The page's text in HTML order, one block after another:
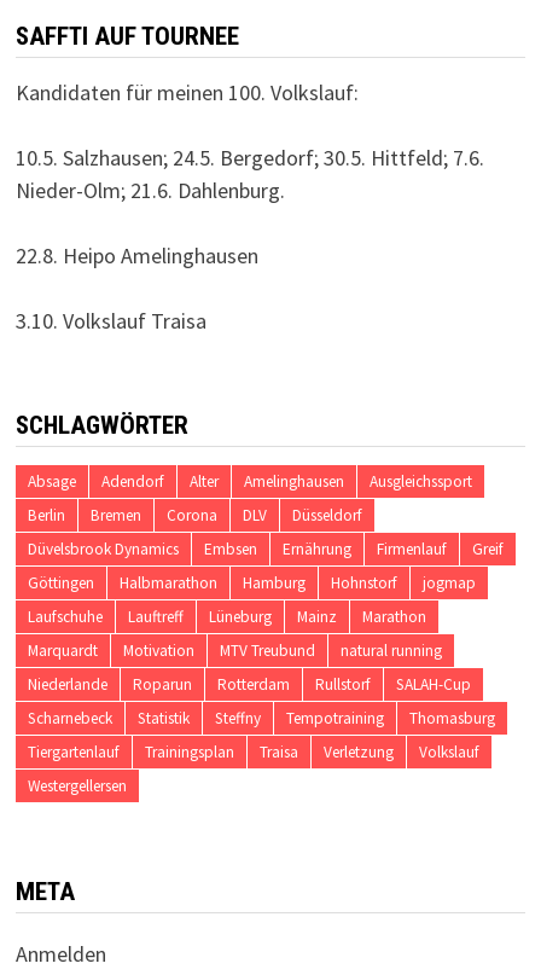
SAFFTI AUF TOURNEE
Kandidaten für meinen 100. Volkslauf:
10.5. Salzhausen; 24.5. Bergedorf; 30.5. Hittfeld; 7.6.
Nieder-Olm; 21.6. Dahlenburg.
22.8. Heipo Amelinghausen
3.10. Volkslauf Traisa
SCHLAGWÖRTER
Absage Adendorf Alter Amelinghausen
Ausgleichssport
Berlin
Bremen Corona DLV
Düsseldorf
Düvelsbrook Dynamics
Embsen Ernährung Firmenlauf
Greif
Göttingen
Halbmarathon Hamburg Hohnstorf
jogmap
Laufschuhe
Lauftreff Lüneburg Mainz
Marathon
Marquardt
Motivation MTV Treubund
natural running
Niederlande
Roparun Rotterdam Rullstorf
SALAH-Cup
Scharnebeck
Statistik Steffny Tempotraining
Thomasburg
Tiergartenlauf
Trainingsplan Traisa Verletzung
Volkslauf
Westergellersen
META
Anmelden